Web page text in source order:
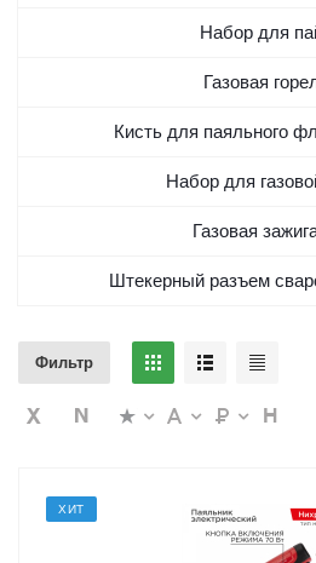
Набор для
Газовая
Кисть для паяльного
Набор для
Газовая
Штекерный разъем
Фильтр
ХИТ